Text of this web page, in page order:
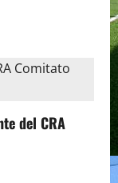
del CRA